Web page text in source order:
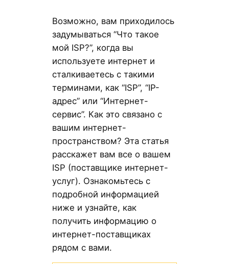
Возможно, вам приходилось
задумываться “Что такое
мой ISP?”, когда вы
используете интернет и
сталкиваетесь с такими
терминами, как “ISP”, “IP-
адрес” или “Интернет-
сервис”. Как это связано с
вашим интернет-
пространством? Эта статья
расскажет вам все о вашем
ISP (поставщике интернет-
услуг). Ознакомьтесь с
подробной информацией
ниже и узнайте, как
получить информацию о
интернет-поставщиках
рядом с вами.